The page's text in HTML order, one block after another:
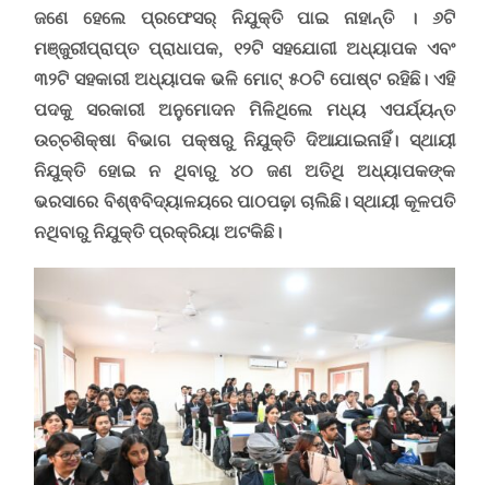
ଜଣେ ହେଲେ ପ୍ରଫେସର୍ ନିଯୁକ୍ତି ପାଇ ନାହାନ୍ତି । ୬ଟି
ମଞ୍ଜୁରୀପ୍ରାପ୍ତ ପ୍ରାଧାପକ, ୧୨ଟି ସହଯୋଗୀ ଅଧ୍ୟାପକ ଏବଂ
୩୨ଟି ସହକାରୀ ଅଧ୍ୟାପକ ଭଳି ମୋଟ୍ ୫୦ଟି ପୋଷ୍ଟ ରହିଛି। ଏହି
ପଦକୁ ସରକାରୀ ଅନୁମୋଦନ ମିଳିଥିଲେ ମଧ୍ୟ ଏପର୍ଯ୍ୟନ୍ତ
ଉଚ୍ଚଶିକ୍ଷା ବିଭାଗ ପକ୍ଷରୁ ନିଯୁକ୍ତି ଦିଆଯାଇନାହିଁ। ସ୍ଥାୟୀ
ନିଯୁକ୍ତି ହୋଇ ନ ଥିବାରୁ ୪୦ ଜଣ ଅତିଥି ଅଧ୍ୟାପକଙ୍କ
ଭରସାରେ ବିଶ୍ଵବିଦ୍ୟାଳୟରେ ପାଠପଢ଼ା ଚାଲିଛି। ସ୍ଥାୟୀ କୂଳପତି
ନଥିବାରୁ ନିଯୁକ୍ତି ପ୍ରକ୍ରିୟା ଅଟକିଛି।